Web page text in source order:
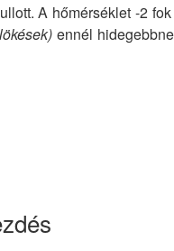
A hőmérséklet -2
ennél